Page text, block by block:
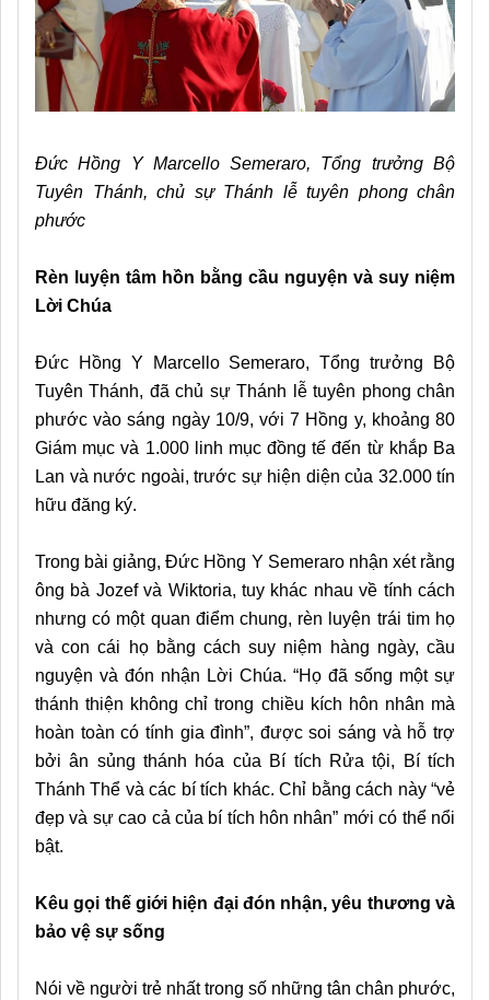
Đức Hồng Y Marcello Semeraro, Tổng trưởng Bộ
Tuyên Thánh, chủ sự Thánh lễ tuyên phong chân
phước
Rèn luyện tâm hồn bằng cầu nguyện và suy niệm
Lời Chúa
Đức Hồng Y Marcello Semeraro, Tổng trưởng Bộ
Tuyên Thánh, đã chủ sự Thánh lễ tuyên phong chân
phước vào sáng ngày 10/9, với 7 Hồng y, khoảng 80
Giám mục và 1.000 linh mục đồng tế đến từ khắp Ba
Lan và nước ngoài, trước sự hiện diện của 32.000 tín
hữu đăng ký.
Trong bài giảng, Đức Hồng Y Semeraro nhận xét rằng
ông bà Jozef và Wiktoria, tuy khác nhau về tính cách
nhưng có một quan điểm chung, rèn luyện trái tim họ
và con cái họ bằng cách suy niệm hàng ngày, cầu
nguyện và đón nhận Lời Chúa. “Họ đã sống một sự
thánh thiện không chỉ trong chiều kích hôn nhân mà
hoàn toàn có tính gia đình”, được soi sáng và hỗ trợ
bởi ân sủng thánh hóa của Bí tích Rửa tội, Bí tích
Thánh Thể và các bí tích khác. Chỉ bằng cách này “vẻ
đẹp và sự cao cả của bí tích hôn nhân” mới có thể nổi
bật.
Kêu gọi thế giới hiện đại đón nhận, yêu thương và
bảo vệ sự sống
Nói về người trẻ nhất trong số những tân chân phước,